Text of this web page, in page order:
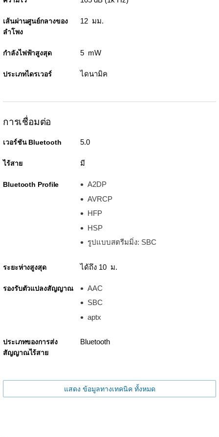
เส้นผ่านศูนย์กลางของ
ลำโพง
12 มม.
กำลังไฟฟ้าสูงสุด 5 mW
ประเภทไดรเวอร์ ไดนามิค
การเชื่อมต่อ
เวอร์ชัน Bluetooth 5.0
ไร้สาย มี
Bluetooth Profile
A2DP
AVRCP
HFP
HSP
รูปแบบสตรีมมิ่ง: SBC
ระยะห่างสูงสุด ได้ถึง 10 ม.
รองรับตัวแปลงสัญญาณ
AAC
SBC
aptx
ประเภทของการส่ง
สัญญาณไร้สาย
Bluetooth
แสดง ข้อมูลทางเทคนิค ทั้งหมด